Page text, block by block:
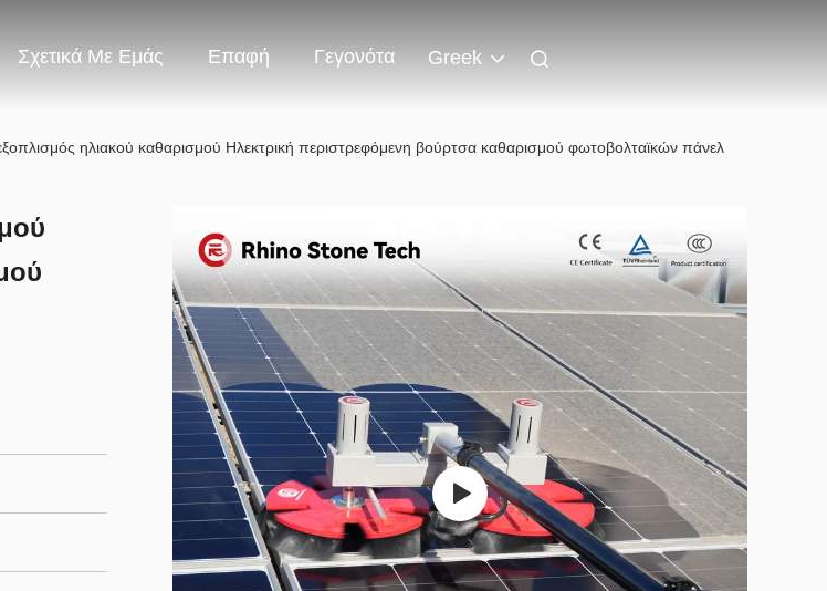
Σχετικά Με Εμάς Επαφή Γεγονότα Greek
ηλιακού καθαρισμού Ηλεκτρική περιστρεφόμενη βούρτσα καθαρισμού φωτοβολταϊκών πάνελ